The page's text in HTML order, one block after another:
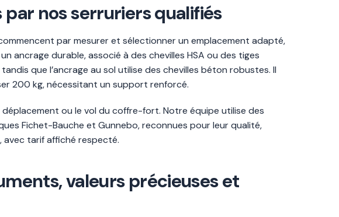
nos serruriers qualifiés
par mesurer et sélectionner un emplacement adapté,
ancrage durable, associé à des chevilles HSA ou des tiges
que l’ancrage au sol utilise des chevilles béton robustes. Il
200 kg, nécessitant un support renforcé.
ou le vol du coffre-fort. Notre équipe utilise des
Fichet-Bauche et Gunnebo, reconnues pour leur qualité,
avec tarif affiché respecté.
valeurs précieuses et